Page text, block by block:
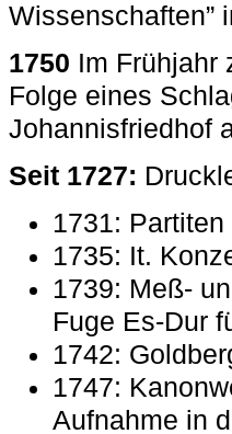
Wissenschaften”
1750 Im Frühjahr
Folge eines
Johannisfriedhof
Seit 1727:
1731: Partiten
1735: It.
1739: Meß-
Fuge Es-Dur
1742:
1747:
Aufnahme in